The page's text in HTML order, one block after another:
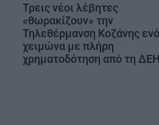
Τρεις νέοι λέβητες
«θωρακίζουν» την
Τηλεθέρμανση Κοζάνης
χειμώνα με πλήρη
χρηματοδότηση από τη ΔΕΗ